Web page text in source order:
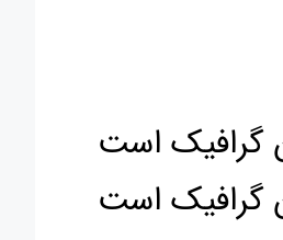
گرافیک است
گرافیک است